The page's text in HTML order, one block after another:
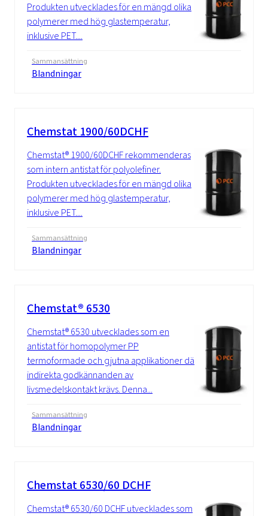
Produkten utvecklades för en mängd olika
polymerer med hög glastemperatur,
inklusive PET....
Sammansättning
Blandningar
Chemstat 1900/60DCHF
Chemstat® 1900/60DCHF rekommenderas
som intern antistat för polyolefiner.
Produkten utvecklades för en mängd olika
polymerer med hög glastemperatur,
inklusive PET....
Sammansättning
Blandningar
Chemstat® 6530
Chemstat® 6530 utvecklades som en
antistat för homopolymer PP
termoformade och gjutna applikationer där
indirekta godkännanden av
livsmedelskontakt krävs. Denna...
Sammansättning
Blandningar
Chemstat 6530/60 DCHF
Chemstat® 6530/60 DCHF utvecklades som